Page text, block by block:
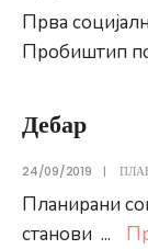
Прва
Пробиштип
Дебар
24/09/2019 |
Планирани
станови ...